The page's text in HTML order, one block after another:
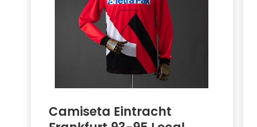
Camiseta Eintracht